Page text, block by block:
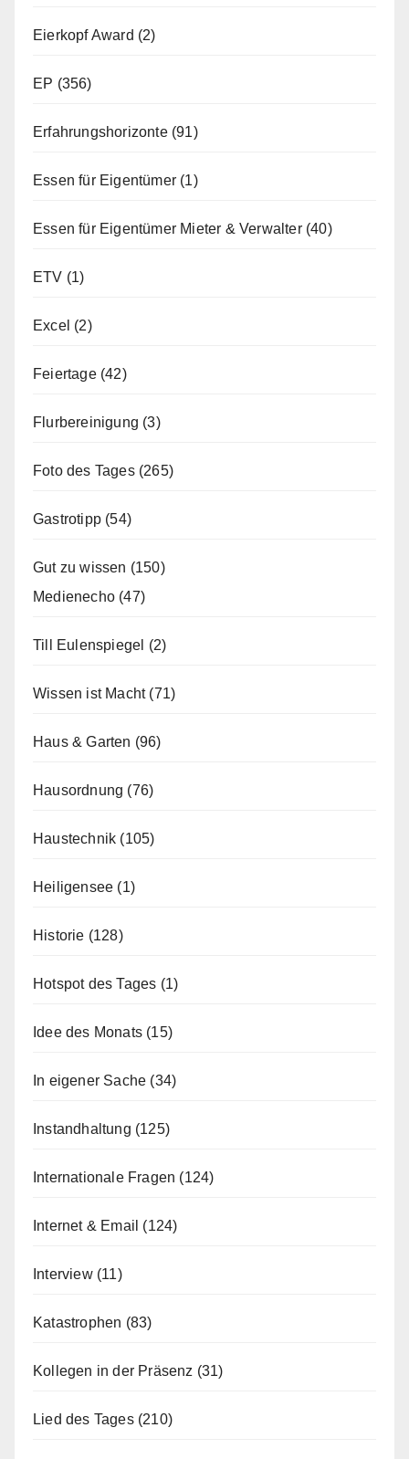
Eierkopf Award (2)
EP (356)
Erfahrungshorizonte(91)
Essen für Eigentümer (1)
Essen für Eigentümer Mieter & Verwalter(40)
ETV (1)
Excel (2)
Feiertage(42)
Flurbereinigung (3)
Foto des Tages(265)
Gastrotipp (54)
Gut zu wissen (150)
Medienecho (47)
Till Eulenspiegel (2)
Wissen ist Macht(71)
Haus & Garten (96)
Hausordnung (76)
Haustechnik (105)
Heiligensee (1)
Historie (128)
Hotspot des Tages (1)
Idee des Monats (15)
In eigener Sache (34)
Instandhaltung (125)
Internationale Fragen (124)
Internet & Email (124)
Interview(11)
Katastrophen (83)
Kollegen in der Präsenz (31)
Lied des Tages(210)